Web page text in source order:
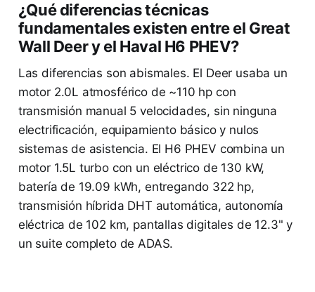
¿Qué diferencias técnicas
fundamentales existen entre el Great
Wall Deer y el Haval H6 PHEV?
Las diferencias son abismales. El Deer usaba un
motor 2.0L atmosférico de ~110 hp con
transmisión manual 5 velocidades, sin ninguna
electrificación, equipamiento básico y nulos
sistemas de asistencia. El H6 PHEV combina un
motor 1.5L turbo con un eléctrico de 130 kW,
batería de 19.09 kWh, entregando 322 hp,
transmisión híbrida DHT automática, autonomía
eléctrica de 102 km, pantallas digitales de 12.3" y
un suite completo de ADAS.